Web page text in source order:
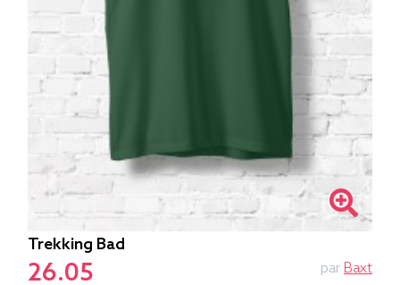
Trekking Bad
26.05 par Baxt